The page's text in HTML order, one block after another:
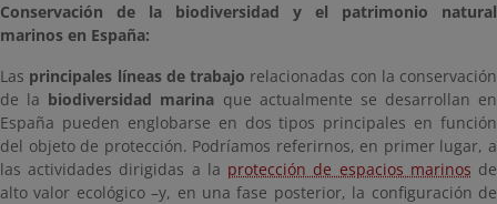
Conservación de la biodiversidad y el patrimonio natural
marinos en España:
Las principales líneas de trabajo relacionadas con la conservación
de la biodiversidad marina que actualmente se desarrollan en
España pueden englobarse en dos tipos principales en función
del objeto de protección. Podríamos referirnos, en primer lugar, a
las actividades dirigidas a la protección de espacios marinos de
alto valor ecológico –y, en una fase posterior, la configuración de